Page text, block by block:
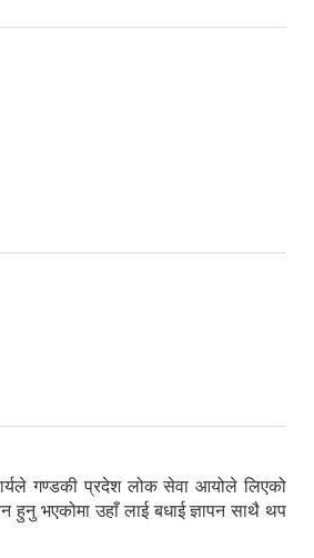
गण्डकी प्रदेश लोक सेवा आयोले लिएको
हुनु भएकोमा उहाँ लाई बधाई ज्ञापन साथै थप